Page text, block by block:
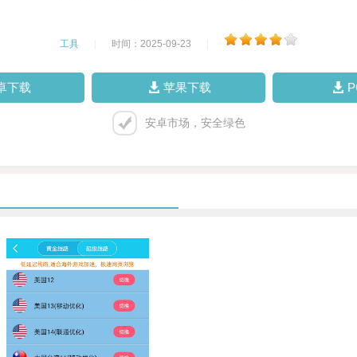
工具 时间：2025-09-23
下载 苹果下载
安卓市场，安全绿色